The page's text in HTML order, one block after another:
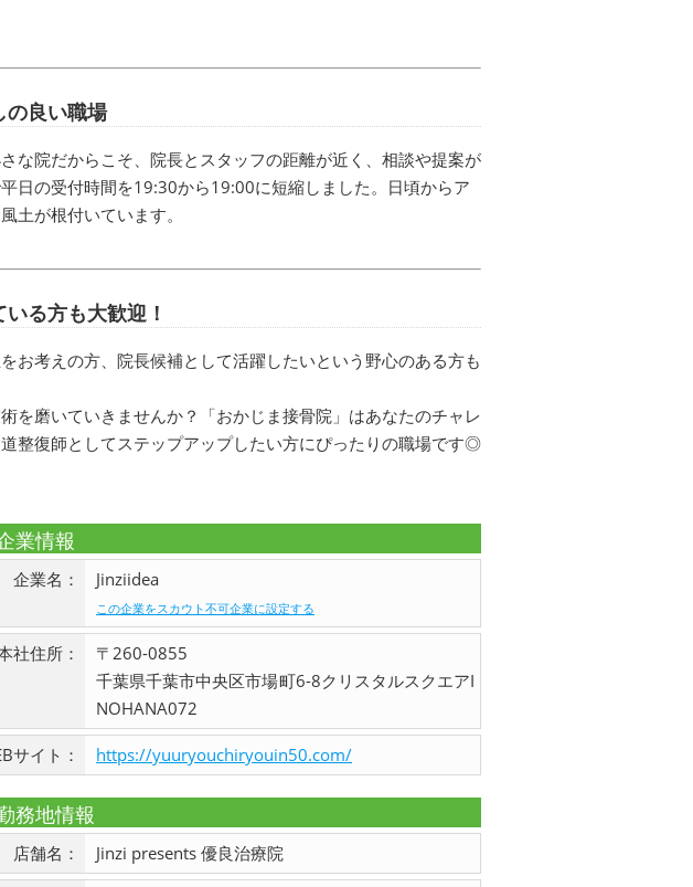
の良い職場
な院だからこそ、院長とスタッフの距離が近く、相談や提案が
日の受付時間を19:30から19:00に短縮しました。日頃からア
土が根付いています。
る方も大歓迎！
お考えの方、院長候補として活躍したいという野心のある方も
を磨いていきませんか？「おかじま接骨院」はあなたのチャレ
整復師としてステップアップしたい方にぴったりの職場です◎
業情報
企業名： Jinziidea
この企業をスカウト不可企業に設定する
社住所：
〒260-0855
千葉県千葉市中央区市場町6-8クリスタルスクエアI
NOHANA072
サイト： https://yuuryouchiryouin50.com/
務地情報
店舗名： Jinzi presents 優良治療院